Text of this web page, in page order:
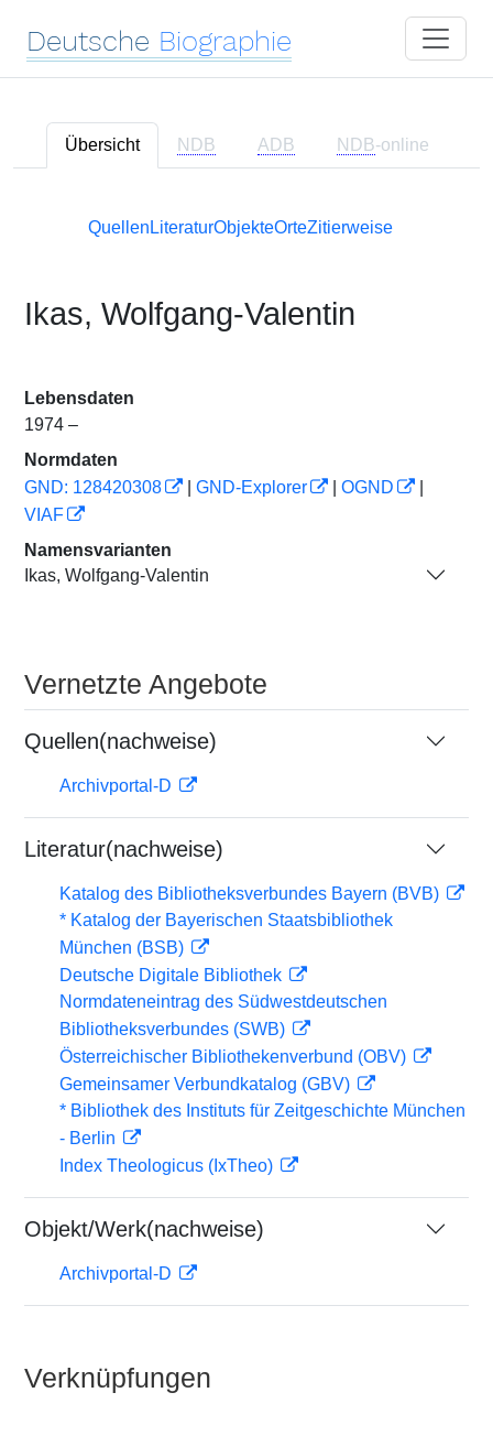
Deutsche Biographie
Übersicht NDB ADB NDB-online
Quellen LiteraturObjekteOrteZitierweise
Ikas, Wolfgang-Valentin
Lebensdaten
1974 –
Normdaten
GND: 128420308
GND-Explorer OGND
VIAF
Namensvarianten
Ikas, Wolfgang-Valentin
Vernetzte Angebote
Quellen(nachweise)
Archivportal-D
Literatur(nachweise)
Katalog des Bibliotheksverbundes Bayern (BVB)
* Katalog der Bayerischen Staatsbibliothek
München (BSB)
Deutsche Digitale Bibliothek
Normdateneintrag des Südwestdeutschen
Bibliotheksverbundes (SWB)
Österreichischer Bibliothekenverbund (OBV)
Gemeinsamer Verbundkatalog (GBV)
* Bibliothek des Instituts für Zeitgeschichte München
- Berlin
Index Theologicus (IxTheo)
Objekt/Werk(nachweise)
Archivportal-D
Verknüpfungen